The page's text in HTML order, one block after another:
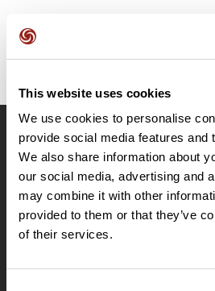
This website uses cookies
We use cookies to personalise
provide social media features and
We also share information about
our social media, advertising and
may combine it with other
provided to them or that they’ve
of their services.
OpenRunner
Equipe
Carrières
À propos
Contact